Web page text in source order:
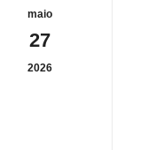
maio
27
2026